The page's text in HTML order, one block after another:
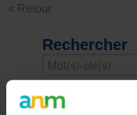
« Retour
Rechercher
DERNIER